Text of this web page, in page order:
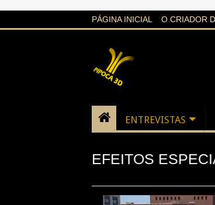
PÁGINA INICIAL O CRIADOR
ENTREVISTAS
EFEITOS